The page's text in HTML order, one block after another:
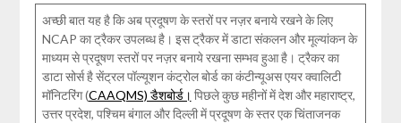
अच्छी बात यह है कि अब प्रदूषण के स्तरों पर नज़र बनाये रखने के लिए
NCAP का ट्रैकर उपलब्ध है। इस ट्रैकर में डाटा संकलन और मूल्यांकन के
माध्यम से प्रदूषण स्तरों पर नज़र बनाये रखना सम्भव हुआ है। ट्रैकर का
डाटा सोर्स है सेंट्रल पॉल्यूशन कंट्रोल बोर्ड का कंटीन्यूअस एयर क्वालिटी
मॉनिटरिंग (CAAQMS) डैशबोर्ड। पिछले कुछ महीनों में देश और महाराष्ट्र,
उत्तर प्रदेश, पश्चिम बंगाल और दिल्ली में प्रदूषण के स्तर एक चिंताजनक